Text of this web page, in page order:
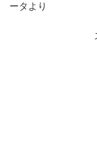
ータより